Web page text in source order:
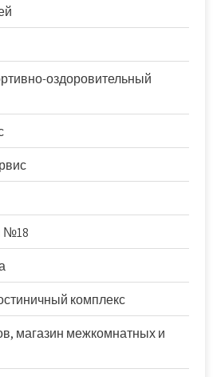
оздоровительный
№18
комплекс
магазин межкомнатных и